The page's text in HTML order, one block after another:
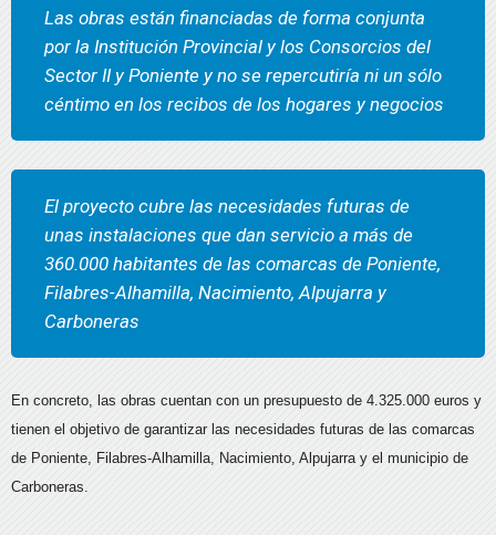
Las obras están financiadas de forma conjunta
por la Institución Provincial y los Consorcios del
Sector II y Poniente y no se repercutiría ni un sólo
céntimo en los recibos de los hogares y negocios
El proyecto cubre las necesidades futuras de
unas instalaciones que dan servicio a más de
360.000 habitantes de las comarcas de Poniente,
Filabres-Alhamilla, Nacimiento, Alpujarra y
Carboneras
En concreto, las obras cuentan con un presupuesto de 4.325.000 euros y
tienen el objetivo de garantizar las necesidades futuras de las comarcas
de Poniente, Filabres-Alhamilla, Nacimiento, Alpujarra y el municipio de
Carboneras.